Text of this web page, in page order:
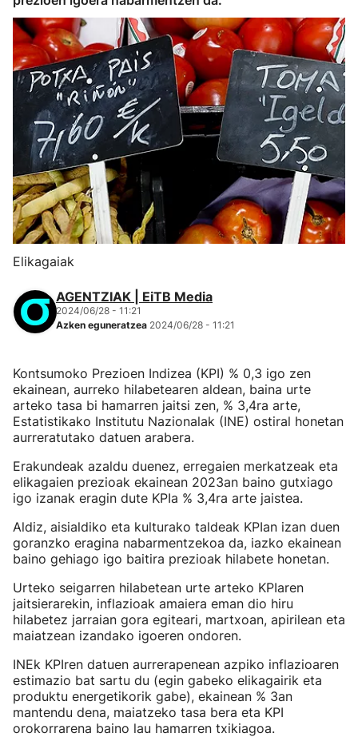
Elikagaiak
AGENTZIAK | EiTB Media
2024/06/28 - 11:21
Azken eguneratzea 2024/06/28 - 11:21
Kontsumoko Prezioen Indizea (KPI) % 0,3 igo zen
ekainean, aurreko hilabetearen aldean, baina urte
arteko tasa bi hamarren jaitsi zen, % 3,4ra arte,
Estatistikako Institutu Nazionalak (INE) ostiral honetan
aurreratutako datuen arabera.
Erakundeak azaldu duenez, erregaien merkatzeak eta
elikagaien prezioak ekainean 2023an baino gutxiago
igo izanak eragin dute KPIa % 3,4ra arte jaistea.
Aldiz, aisialdiko eta kulturako taldeak KPIan izan duen
goranzko eragina nabarmentzekoa da, iazko ekainean
baino gehiago igo baitira prezioak hilabete honetan.
Urteko seigarren hilabetean urte arteko KPIaren
jaitsierarekin, inflazioak amaiera eman dio hiru
hilabetez jarraian gora egiteari, martxoan, apirilean eta
maiatzean izandako igoeren ondoren.
INEk KPIren datuen aurrerapenean azpiko inflazioaren
estimazio bat sartu du (egin gabeko elikagairik eta
produktu energetikorik gabe), ekainean % 3an
mantendu dena, maiatzeko tasa bera eta KPI
orokorrarena baino lau hamarren txikiagoa.